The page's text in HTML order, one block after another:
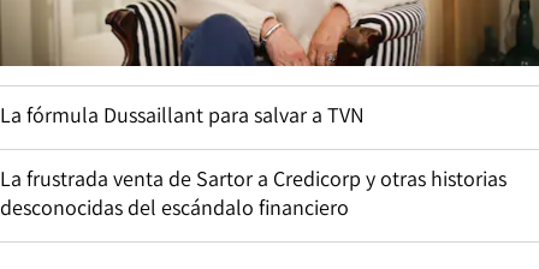
La fórmula Dussaillant para salvar a TVN
La frustrada venta de Sartor a Credicorp y otras historias
desconocidas del escándalo financiero